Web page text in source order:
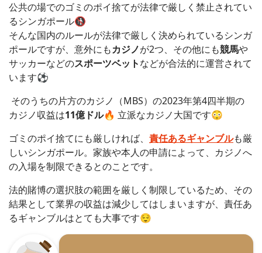
公共の場でのゴミのポイ捨てが法律で厳しく禁止されてい
るシンガポール🚯
そんな国内のルールが法律で厳しく決められているシンガ
ポールですが、意外にもカジノが2つ、その他にも競馬や
サッカーなどのスポーツベットなどが合法的に運営されて
います⚽️
そのうちの片方のカジノ（MBS）の2023年第4四半期の
カジノ収益は11億ドル🔥 立派なカジノ大国です😳
ゴミのポイ捨てにも厳しければ、 責任あるギャンブルも厳
しいシンガポール。家族や本人の申請によって、カジノへ
の入場を制限できるとのことです。
法的賭博の選択肢の範囲を厳しく制限しているため、その
結果として業界の収益は減少してはしまいますが、責任あ
るギャンブルはとても大事です😌